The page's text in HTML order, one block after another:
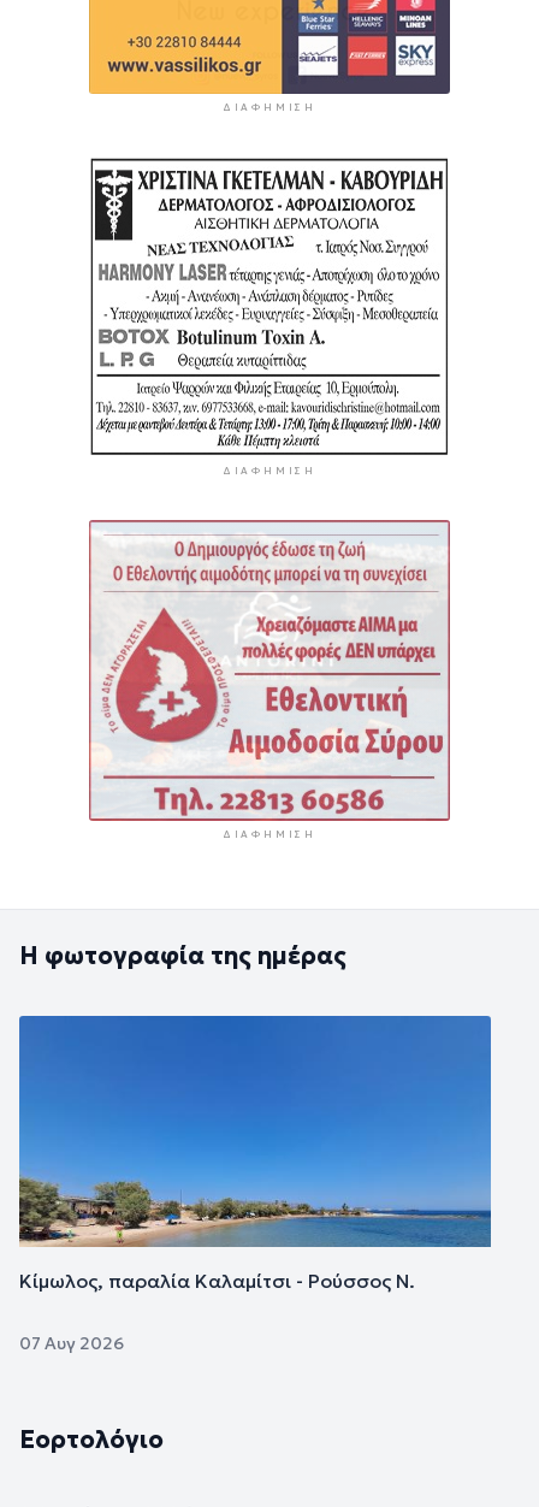
ΔΙΑΦΉΜΙΣΗ
ΔΙΑΦΉΜΙΣΗ
ΔΙΑΦΉΜΙΣΗ
Η φωτογραφία της ημέρας
Κίμωλος, παραλία Καλαμίτσι - Ρούσσος Ν.
07 Αυγ 2026
Εορτολόγιο